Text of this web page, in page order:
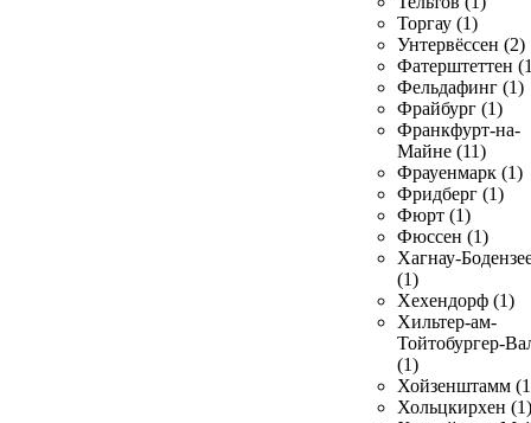
Торгау (1)
Унтервёссен (2)
Фатерштеттен
Фельдафинг (1)
Фрайбург (1)
Франкфурт-на-
Майне (11)
Фрауенмарк (1)
Фридберг (1)
Фюрт (1)
Фюссен (1)
Хагнау-
(1)
Хехендорф (1)
Хильтер-ам-
Тойтобургер-
(1)
Хойзенштамм
Хольцкирхен (1)